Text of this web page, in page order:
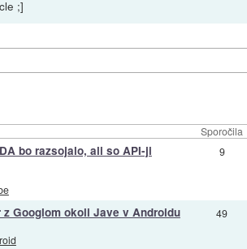
;]
Sporočila
bo razsojalo, ali so API-ji 9
Googlom okoli Jave v Androidu 49